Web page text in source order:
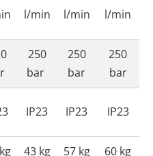
l/min
l/min
l/min
250
bar
250
bar
250
bar
IP23 IP23 IP23
43 kg 57 kg
60 kg